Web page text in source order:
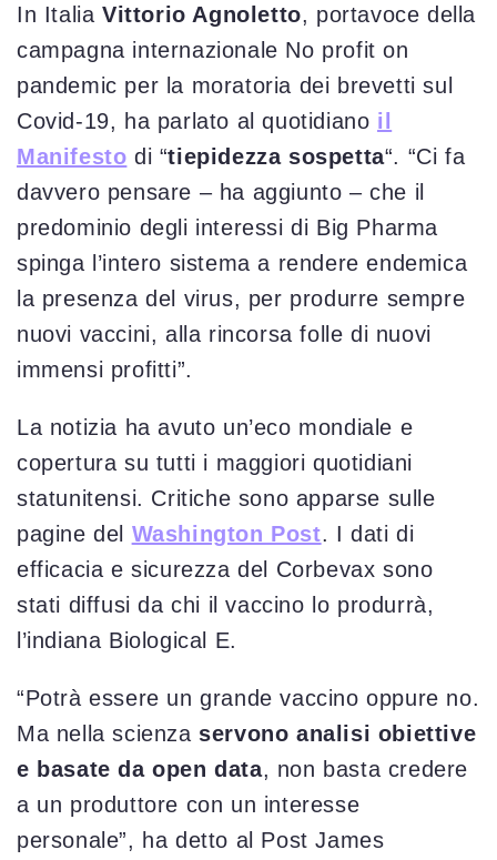
In Italia Vittorio Agnoletto, portavoce della
campagna internazionale No profit on
pandemic per la moratoria dei brevetti sul
Covid-19, ha parlato al quotidiano il
Manifesto di “tiepidezza sospetta“. “Ci fa
davvero pensare – ha aggiunto – che il
predominio degli interessi di Big Pharma
spinga l’intero sistema a rendere endemica
la presenza del virus, per produrre sempre
nuovi vaccini, alla rincorsa folle di nuovi
immensi profitti”.
La notizia ha avuto un’eco mondiale e
copertura su tutti i maggiori quotidiani
statunitensi. Critiche sono apparse sulle
pagine del Washington Post. I dati di
efficacia e sicurezza del Corbevax sono
stati diffusi da chi il vaccino lo produrrà,
l’indiana Biological E.
“Potrà essere un grande vaccino oppure no.
Ma nella scienza servono analisi obiettive
e basate da open data, non basta credere
a un produttore con un interesse
personale”, ha detto al Post James